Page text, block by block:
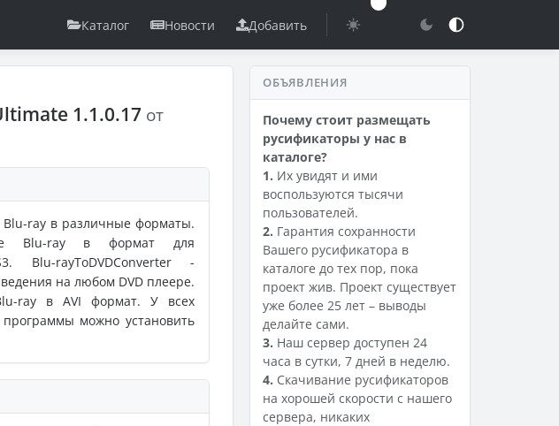
Каталог Новости Добавить
1.1.0.17 от
ray в различные форматы.
Blu-ray в формат для
Blu-rayToDVDConverter -
на любом DVD плеере.
ray в AVI формат. У всех
можно установить
ОБЪЯВЛЕНИЯ
Почему стоит размещать
русификаторы у нас в
каталоге?
1. Их увидят и ими
воспользуются тысячи
пользователей.
2. Гарантия сохранности
Вашего русификатора в
каталоге до тех пор, пока
проект жив. Проект существует
уже более 25 лет – выводы
делайте сами.
3. Наш сервер доступен 24
часа в сутки, 7 дней в неделю.
4. Скачивание русификаторов
на хорошей скорости с нашего
сервера, никаких